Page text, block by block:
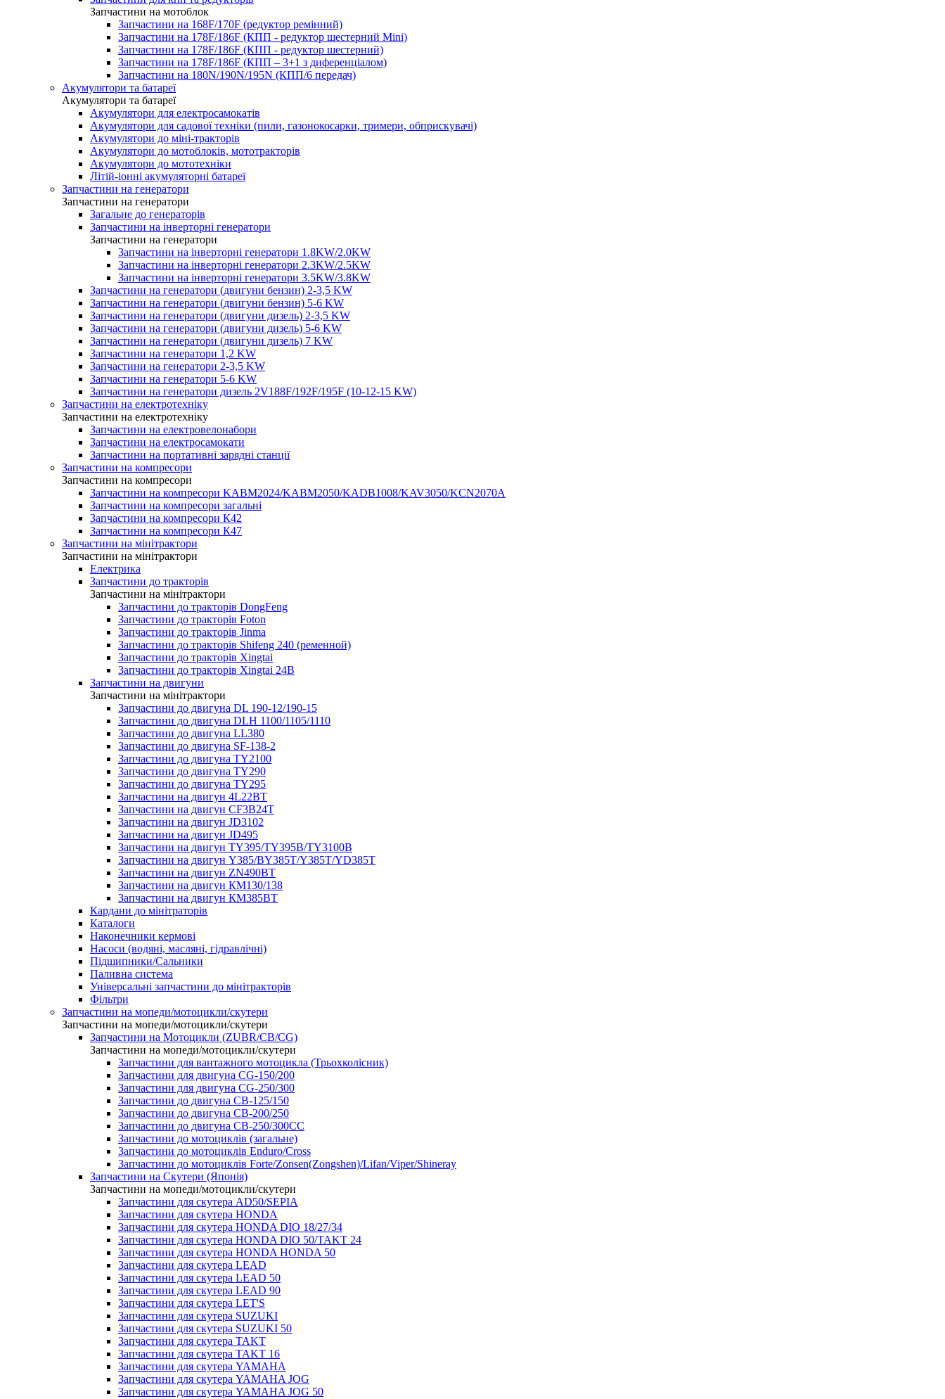
Запчастини на мотоблок
Запчастини на 168F/170F (редуктор ремінний)
Запчастини на 178F/186F (КПП - редуктор шестерний Mini)
Запчастини на 178F/186F (КПП - редуктор шестерний)
Запчастини на 178F/186F (КПП – 3+1 з диференціалом)
Запчастини на 180N/190N/195N (КПП/6 передач)
Акумулятори та батареї
Акумулятори та батареї
Акумулятори для електросамокатів
Акумулятори для садової техніки (пили, газонокосарки, тримери, обприскувачі)
Акумулятори до міні-тракторів
Акумулятори до мотоблоків, мототракторів
Акумулятори до мототехніки
Літій-іонні акумуляторні батареї
Запчастини на генератори
Запчастини на генератори
Загальне до генераторів
Запчастини на інверторні генератори
Запчастини на генератори
Запчастини на інверторні генератори 1.8KW/2.0KW
Запчастини на інверторні генератори 2.3KW/2.5KW
Запчастини на інверторні генератори 3.5KW/3.8KW
Запчастини на генератори (двигуни бензин) 2-3,5 KW
Запчастини на генератори (двигуни бензин) 5-6 KW
Запчастини на генератори (двигуни дизель) 2-3,5 KW
Запчастини на генератори (двигуни дизель) 5-6 KW
Запчастини на генератори (двигуни дизель) 7 KW
Запчастини на генератори 1,2 KW
Запчастини на генератори 2-3,5 KW
Запчастини на генератори 5-6 KW
Запчастини на генератори дизель 2V188F/192F/195F (10-12-15 KW)
Запчастини на електротехніку
Запчастини на електротехніку
Запчастини на електровелонабори
Запчастини на електросамокати
Запчастини на портативні зарядні станції
Запчастини на компресори
Запчастини на компресори
Запчастини на компресори KABM2024/KABM2050/KADB1008/KAV3050/KCN2070A
Запчастини на компресори загальні
Запчастини на компресори К42
Запчастини на компресори К47
Запчастини на мінітрактори
Запчастини на мінітрактори
Електрика
Запчастини до тракторів
Запчастини на мінітрактори
Запчастини до тракторів DongFeng
Запчастини до тракторів Foton
Запчастини до тракторів Jinma
Запчастини до тракторів Shifeng 240 (ременной)
Запчастини до тракторів Xingtai
Запчастини до тракторів Xingtai 24В
Запчастини на двигуни
Запчастини на мінітрактори
Запчастини до двигуна DL 190-12/190-15
Запчастини до двигуна DLH 1100/1105/1110
Запчастини до двигуна LL380
Запчастини до двигуна SF-138-2
Запчастини до двигуна TY2100
Запчастини до двигуна TY290
Запчастини до двигуна TY295
Запчастини на двигун 4L22BT
Запчастини на двигун CF3B24T
Запчастини на двигун JD3102
Запчастини на двигун JD495
Запчастини на двигун TY395/TY395В/TY3100В
Запчастини на двигун Y385/BY385T/Y385T/YD385T
Запчастини на двигун ZN490BT
Запчастини на двигун КМ130/138
Запчастини на двигун КМ385ВТ
Кардани до мінітраторів
Каталоги
Наконечники кермові
Насоси (водяні, масляні, гідравлічні)
Підшипники/Сальники
Паливна система
Універсальні запчастини до мінітракторів
Фільтри
Запчастини на мопеди/мотоцикли/скутери
Запчастини на мопеди/мотоцикли/скутери
Запчастини на Мотоцикли (ZUBR/CB/CG)
Запчастини на мопеди/мотоцикли/скутери
Запчастини для вантажного мотоцикла (Трьохколісник)
Запчастини для двигуна CG-150/200
Запчастини для двигуна CG-250/300
Запчастини до двигуна CB-125/150
Запчастини до двигуна CB-200/250
Запчастини до двигуна CB-250/300СС
Запчастини до мотоциклів (загальне)
Запчастини до мотоциклів Enduro/Cross
Запчастини до мотоциклів Forte/Zonsen(Zongshen)/Lifan/Viper/Shineray
Запчастини на Скутери (Японія)
Запчастини на мопеди/мотоцикли/скутери
Запчастини для скутера AD50/SEPIA
Запчастини для скутера HONDA
Запчастини для скутера HONDA DIO 18/27/34
Запчастини для скутера HONDA DIO 50/TAKT 24
Запчастини для скутера HONDA HONDA 50
Запчастини для скутера LEAD
Запчастини для скутера LEAD 50
Запчастини для скутера LEAD 90
Запчастини для скутера LET'S
Запчастини для скутера SUZUKI
Запчастини для скутера SUZUKI 50
Запчастини для скутера TAKT
Запчастини для скутера TAKT 16
Запчастини для скутера YAMAHA
Запчастини для скутера YAMAHA JOG
Запчастини для скутера YAMAHA JOG 50